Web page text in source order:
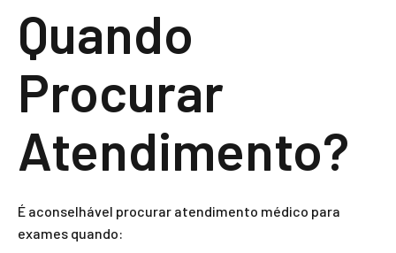
Quando
Procurar
Atendimento?
É aconselhável procurar atendimento médico para
exames quando: